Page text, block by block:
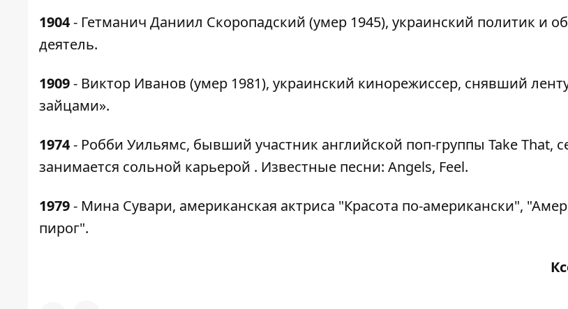
1904- Гетманич Даниил Скоропадский (умер 1945), украинский политик и
деятель.
1909- Виктор Иванов (умер 1981), украинский кинорежиссер, снявший
зайцами».
1974- Робби Уильямс, бывший участник английской поп-группы Take That,
занимается сольной карьерой . Известные песни: Angels, Feel.
1979- Мина Сувари, американская актриса "Красота по-американски",
пирог".